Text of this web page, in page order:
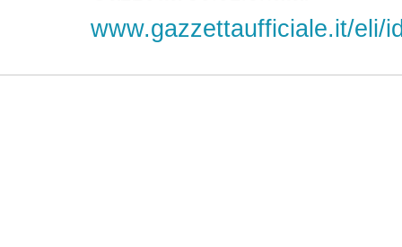
www.gazzettaufficiale.it/eli/